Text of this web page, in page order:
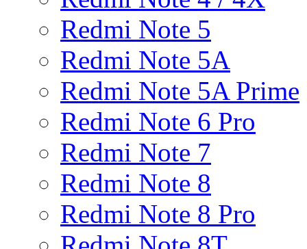
Redmi Note 5
Redmi Note 5A
Redmi Note 5A Prime
Redmi Note 6 Pro
Redmi Note 7
Redmi Note 8
Redmi Note 8 Pro